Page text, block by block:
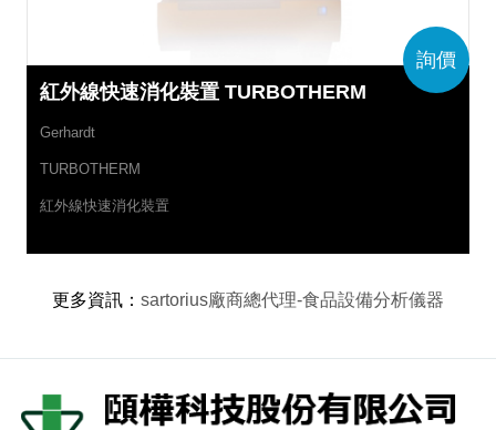
紅外線快速消化裝置 TURBOTHERM
Gerhardt
TURBOTHERM
紅外線快速消化裝置
詢價
更多資訊 ： sartorius廠商總代理-食品設備分析儀器